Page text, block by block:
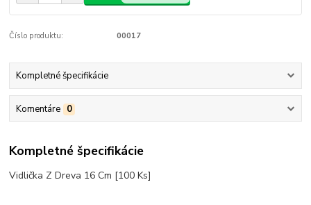
Číslo produktu: 00017
Kompletné špecifikácie
Komentáre 0
Kompletné špecifikácie
Vidlička Z Dreva 16 Cm [100 Ks]